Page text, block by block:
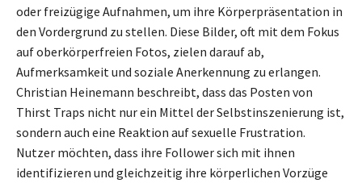
oder freizügige Aufnahmen, um ihre Körperpräsentation in
den Vordergrund zu stellen. Diese Bilder, oft mit dem Fokus
auf oberkörperfreien Fotos, zielen darauf ab,
Aufmerksamkeit und soziale Anerkennung zu erlangen.
Christian Heinemann beschreibt, dass das Posten von
Thirst Traps nicht nur ein Mittel der Selbstinszenierung ist,
sondern auch eine Reaktion auf sexuelle Frustration.
Nutzer möchten, dass ihre Follower sich mit ihnen
identifizieren und gleichzeitig ihre körperlichen Vorzüge